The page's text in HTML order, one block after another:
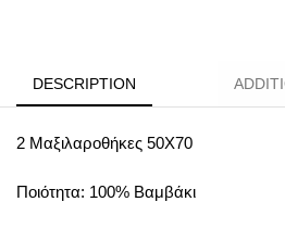
DESCRIPTION
2 Μαξιλαροθήκες 50X70
Ποιότητα: 100% Βαμβάκι